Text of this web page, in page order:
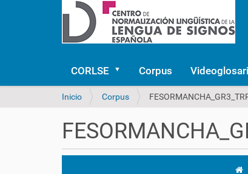
CORLSE Corpus
U
e
Inicio Corpus